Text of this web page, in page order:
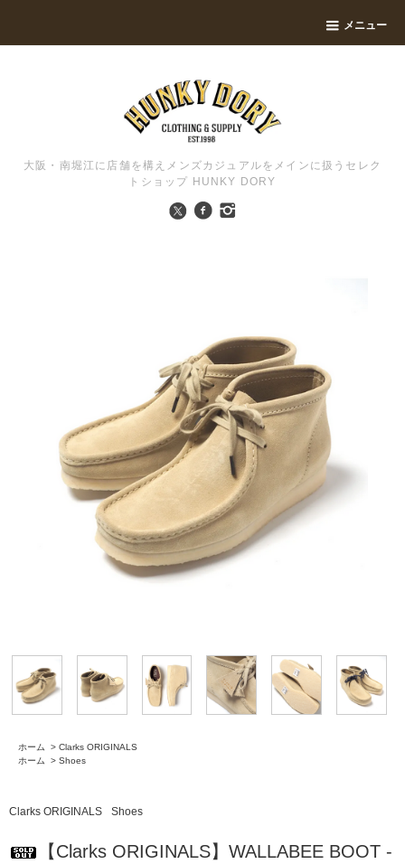
メニュー
大阪・南堀江に店舗を構えメンズカジュアルをメインに扱うセレク
トショップ HUNKY DORY
ホーム > Clarks ORIGINALS
ホーム
> Shoes
Clarks ORIGINALS Shoes
【Clarks ORIGINALS】WALLABEE BOOT -